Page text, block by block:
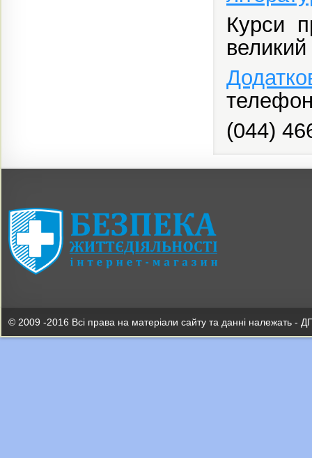
Курси
(044)
© 2009 -2016 Всі права на матеріали сайту та данні належать -